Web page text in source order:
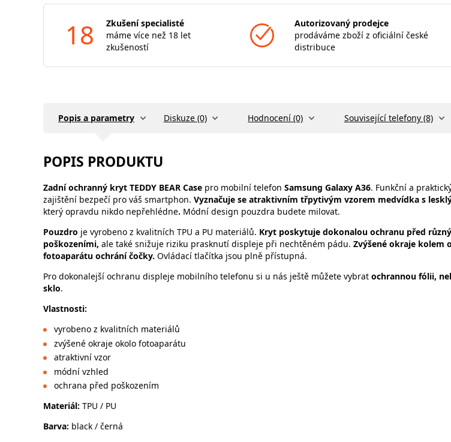
18
Zkušení specialisté
máme více než 18 let
zkušeností
Autorizovaný prodejce
prodáváme zboží z oficiální české
distribuce
Popis a parametry Diskuze (0) Hodnocení (0) Související telefony (8)
POPIS PRODUKTU
Zadní ochranný kryt TEDDY BEAR Case pro mobilní telefon Samsung Galaxy A36. Funkční a
zajištění bezpečí pro váš smartphon. Vyznačuje se atraktivním třpytivým vzorem medvídka s
který opravdu nikdo nepřehlédne. Módní design pouzdra budete milovat.
Pouzdro je vyrobeno z kvalitních TPU a PU materiálů. Kryt poskytuje dokonalou ochranu před
poškozeními, ale také snižuje riziku prasknutí displeje při nechtěném pádu. Zvýšené okraje kolem
fotoaparátu ochrání čočky. Ovládací tlačítka jsou plně přístupná.
Pro dokonalejší ochranu displeje mobilního telefonu si u nás ještě můžete vybrat ochrannou fólii,
sklo.
Vlastnosti:
vyrobeno z kvalitních materiálů
zvýšené okraje okolo fotoaparátu
atraktivní vzor
módní vzhled
ochrana před poškozením
Materiál: TPU / PU
Barva: black / černá